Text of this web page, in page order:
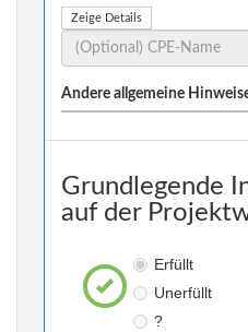
Zeige Details
Andere allgemeine
Grundlegende
auf der
Erfüllt
Unerfüllt
?